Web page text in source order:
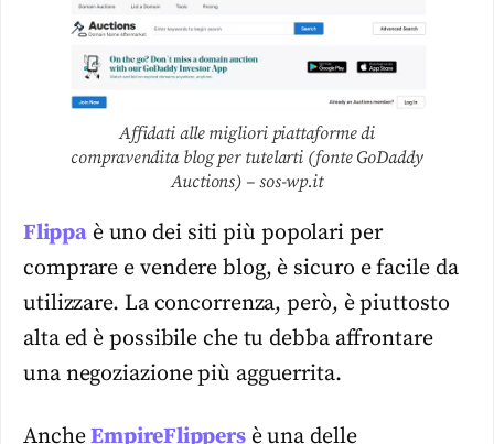
Affidati alle migliori piattaforme di
compravendita blog per tutelarti (fonte GoDaddy
Auctions) – sos-wp.it
Flippaè uno dei siti più popolari per
comprare e vendere blog, è sicuro e facile da
utilizzare. La concorrenza, però, è piuttosto
alta ed è possibile che tu debba affrontare
una negoziazione più agguerrita.
AncheEmpireFlippersè una delle